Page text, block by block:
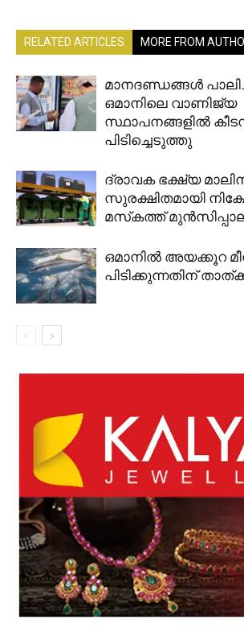
RELATED ARTICLES MORE FROM
മാനദണ്ഡങ്ങൾ
ഒമാനിലെ വാണിജ്യ
സ്ഥാപനങ്ങളിൽ
പിടിച്ചെടുത്തു
ദ്രാവക ഭക്ഷ്യ
സുരക്ഷിതമായി
മസ്‌കത്ത്
ഒമാനിൽ അയക്കൂറ
പിടിക്കുന്നതിന്